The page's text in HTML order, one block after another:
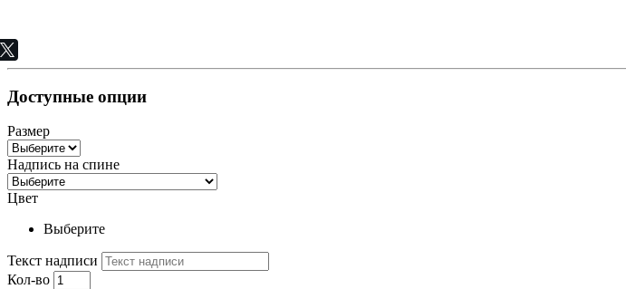
Доступные опции
Размер
Надпись на спине
Цвет
Выберите
Текст надписи
Кол-во